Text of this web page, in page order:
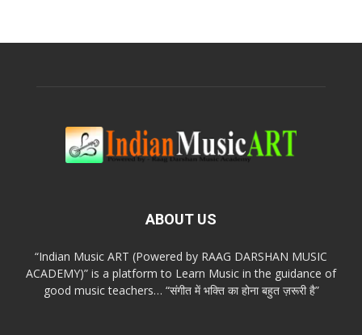
ABOUT US
“Indian Music ART (Powered by RAAG DARSHAN MUSIC
ACADEMY)” is a platform to Learn Music in the guidance of
good music teachers… “संगीत में भक्ति का होना बहुत ज़रूरी है”